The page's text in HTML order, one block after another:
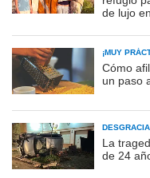
de lujo
¡MUY
Cómo
un paso
DESGRACIA
La
de 24